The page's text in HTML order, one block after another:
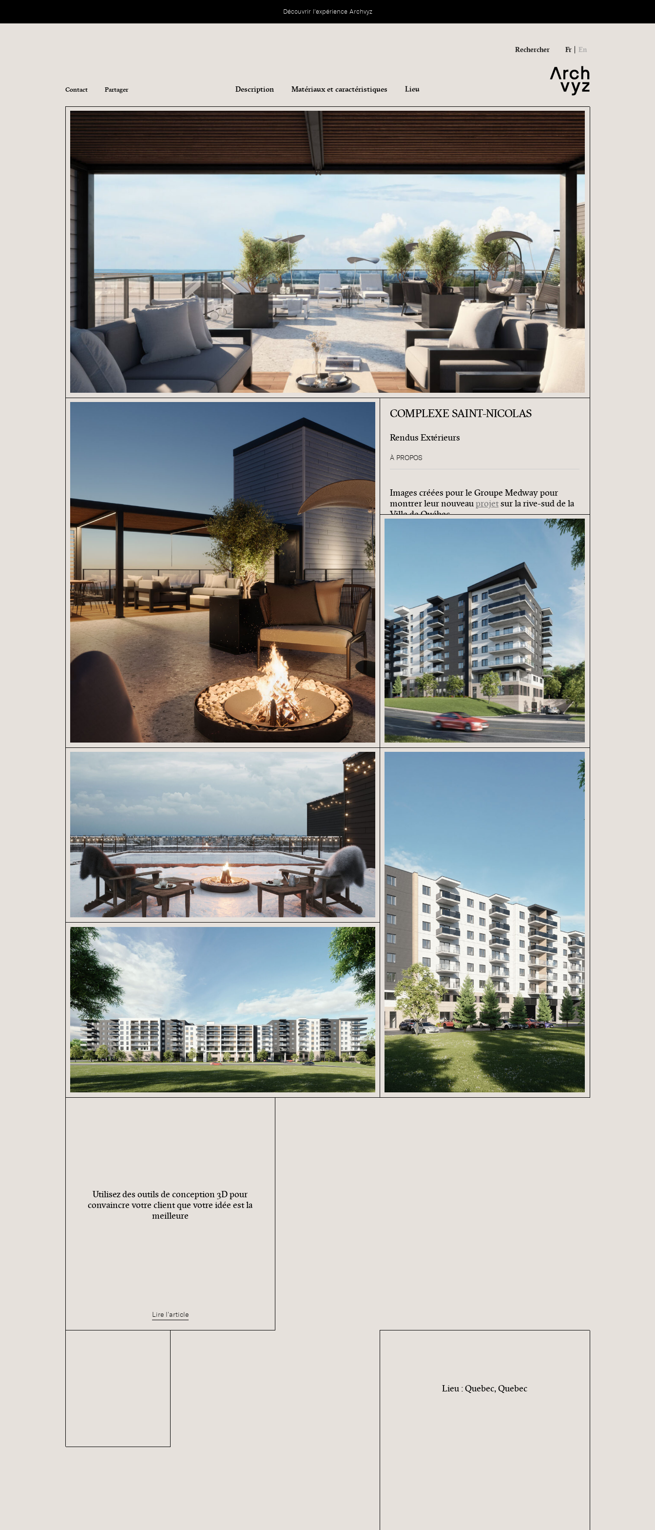
Découvrir l'expérience Archvyz
Contact Partager Description Matériaux et caractéristiques Lieu
Rechercher Fr En
COMPLEXE SAINT-NICOLAS
Rendus Extérieurs
À PROPOS
Images créées pour le Groupe Medway pour
montrer leur nouveauprojetsur la rive-sud de la
Ville de Québec.
Utilisez des outils de conception 3D pour
convaincre votre client que votre idée est la
meilleure
Lire l'article
Lieu : Quebec, Quebec